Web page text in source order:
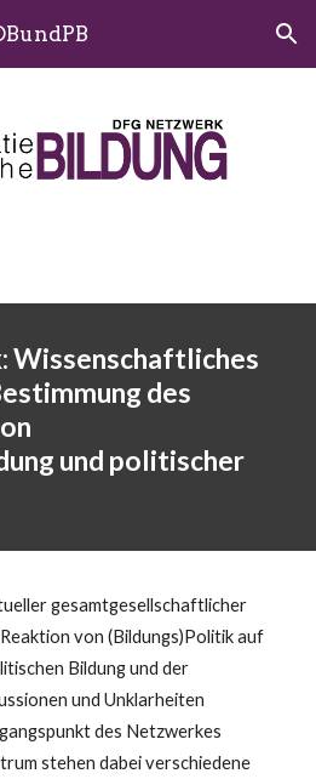
Skip to navigation
Wissenschaftliches
des
und politischer
gesamtgesellschaftlicher
von (Bildungs)Politik auf
Bildung und der
und Unklarheiten
des Netzwerkes
stehen dabei verschiedene